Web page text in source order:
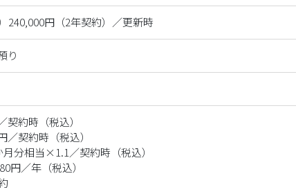
240,000円（2年契約）／更新時
り
約時（税込）
／契約時（税込）
分相当×1.1／契約時（税込）
円／年（税込）